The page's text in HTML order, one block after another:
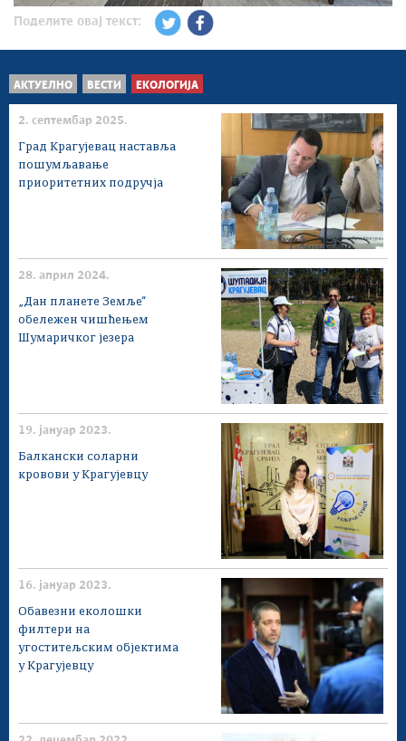
Поделите овај текст:
АКТУЕЛНО ВЕСТИ ЕКОЛОГИЈА
2. септембар 2025.
Град Крагујевац наставља
пошумљавање
приоритетних подручја
28. април 2024.
„Дан планете Земље“
обележен чишћењем
Шумаричког језера
19. јануар 2023.
Балкански соларни
кровови у Крагујевцу
16. јануар 2023.
Обавезни еколошки
филтери на
угоститељским објектима
у Крагујевцу